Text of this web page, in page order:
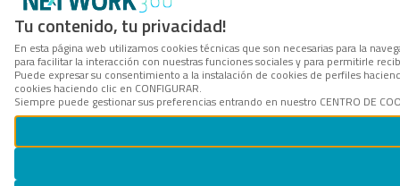
Tu contenido, tu privacidad!
En esta página web utilizamos cookies técnicas que son necesarias para la
para facilitar la interacción con nuestras funciones sociales y para permitirle
Puede expresar su consentimiento a la instalación de cookies de perfiles
cookies haciendo clic en CONFIGURAR.
Siempre puede gestionar sus preferencias entrando en nuestro CENTRO DE